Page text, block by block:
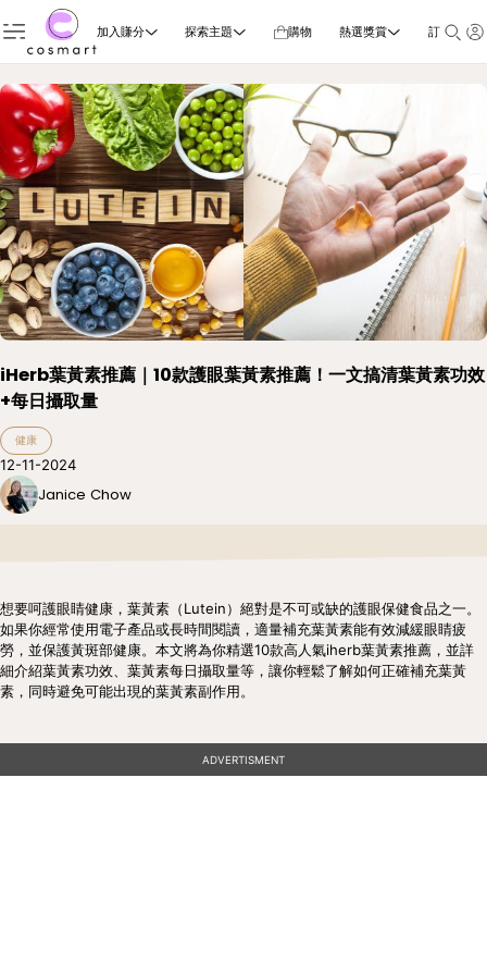
加入賺分 探索主題 購物 熱選獎賞 訂閱雜誌
iHerb葉黃素推薦｜10款護眼葉黃素推薦！一文搞清葉黃素功效
+每日攝取量
健康
12-11-2024
Janice Chow
想要呵護眼睛健康，葉黃素（Lutein）絕對是不可或缺的護眼保健食品之一。
如果你經常使用電子產品或長時間閱讀，適量補充葉黃素能有效減緩眼睛疲
勞，並保護黃斑部健康。本文將為你精選10款高人氣iherb葉黃素推薦，並詳
細介紹葉黃素功效、葉黃素每日攝取量等，讓你輕鬆了解如何正確補充葉黃
素，同時避免可能出現的葉黃素副作用。
ADVERTISMENT